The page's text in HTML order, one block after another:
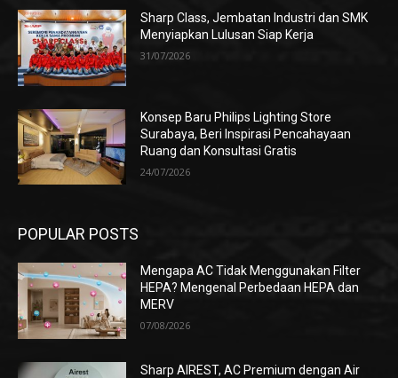
Sharp Class, Jembatan Industri dan SMK
Menyiapkan Lulusan Siap Kerja
31/07/2026
Konsep Baru Philips Lighting Store
Surabaya, Beri Inspirasi Pencahayaan
Ruang dan Konsultasi Gratis
24/07/2026
POPULAR POSTS
Mengapa AC Tidak Menggunakan Filter
HEPA? Mengenal Perbedaan HEPA dan
MERV
07/08/2026
Sharp AIREST, AC Premium dengan Air